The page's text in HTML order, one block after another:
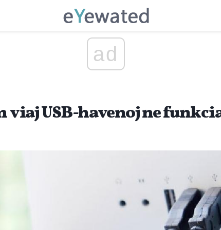
ad
USB-havenoj ne